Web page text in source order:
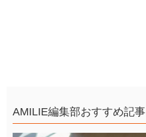
AMILIE編集部おすすめ記事